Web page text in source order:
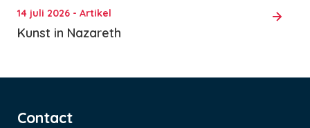
14 juli 2026 - Artikel
Kunst in Nazareth
Contact